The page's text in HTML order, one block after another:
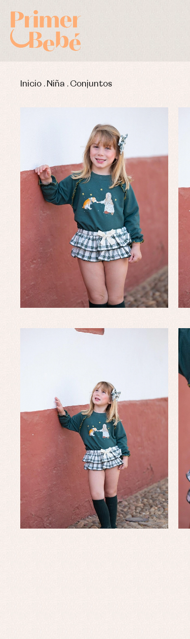
Inicio . Niña . Conjuntos
Complementos de bautizo
Conjuntos
Faldones de bautizo
Peleles y ranitas
Baberos